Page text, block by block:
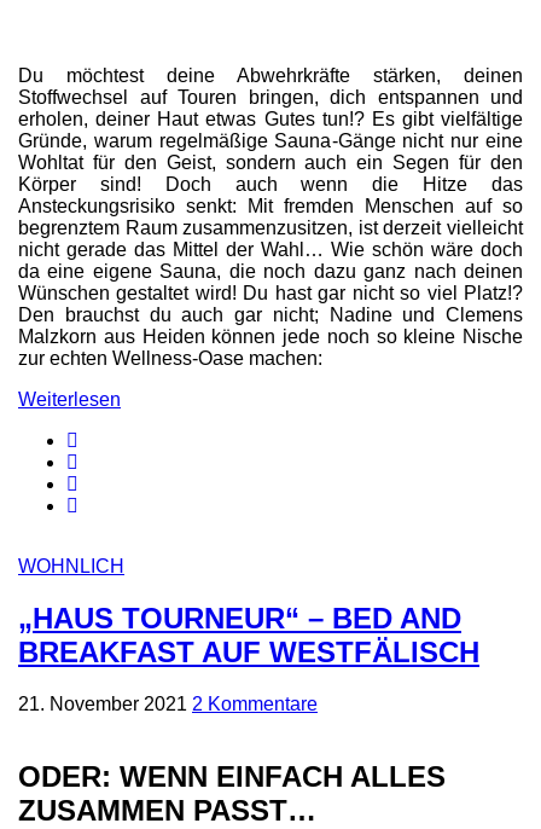
Du möchtest deine Abwehrkräfte stärken, deinen
Stoffwechsel auf Touren bringen, dich entspannen und
erholen, deiner Haut etwas Gutes tun!? Es gibt vielfältige
Gründe, warum regelmäßige Sauna-Gänge nicht nur eine
Wohltat für den Geist, sondern auch ein Segen für den
Körper sind! Doch auch wenn die Hitze das
Ansteckungsrisiko senkt: Mit fremden Menschen auf so
begrenztem Raum zusammenzusitzen, ist derzeit vielleicht
nicht gerade das Mittel der Wahl… Wie schön wäre doch
da eine eigene Sauna, die noch dazu ganz nach deinen
Wünschen gestaltet wird! Du hast gar nicht so viel Platz!?
Den brauchst du auch gar nicht; Nadine und Clemens
Malzkorn aus Heiden können jede noch so kleine Nische
zur echten Wellness-Oase machen:
Weiterlesen
WOHNLICH
„HAUS TOURNEUR“ – BED AND
BREAKFAST AUF WESTFÄLISCH
21. November 2021 2 Kommentare
ODER: WENN EINFACH ALLES
ZUSAMMEN PASST…